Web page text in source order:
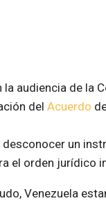
audiencia de la
del Acuerdo
un
el orden jurídico
Venezuela